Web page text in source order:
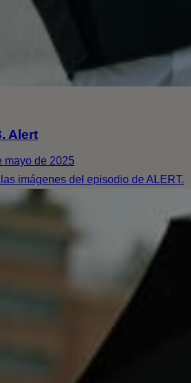
Alert
mayo de 2025
imágenes del episodio de ALERT.